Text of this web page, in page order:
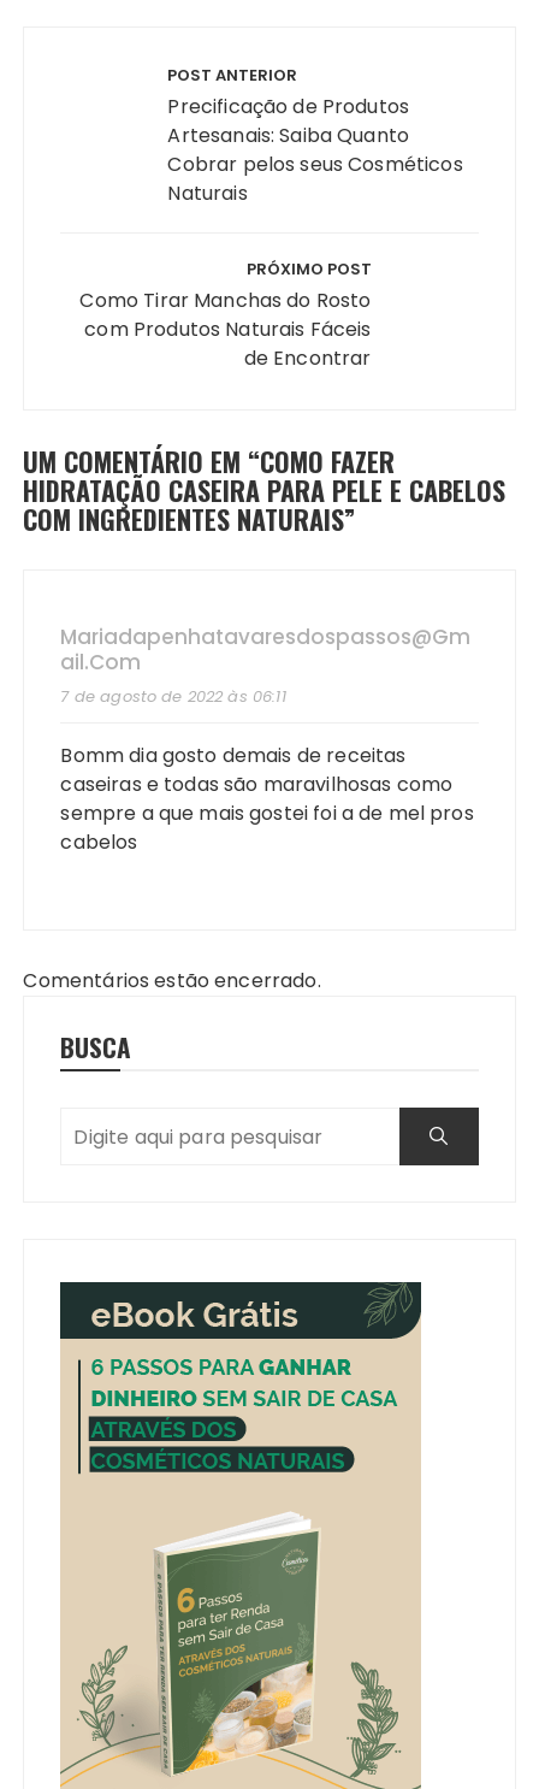
POST ANTERIOR
Precificação de Produtos
Artesanais: Saiba Quanto
Cobrar pelos seus Cosméticos
Naturais
PRÓXIMO POST
Como Tirar Manchas do Rosto
com Produtos Naturais Fáceis
de Encontrar
UM COMENTÁRIO EM “COMO FAZER
HIDRATAÇÃO CASEIRA PARA PELE E CABELOS
COM INGREDIENTES NATURAIS”
Mariadapenhatavaresdospassos@gm
Ail.com
7 de agosto de 2022 às 06:11
Bomm dia gosto demais de receitas
caseiras e todas são maravilhosas como
sempre a que mais gostei foi a de mel pros
cabelos
Comentários estão encerrado.
BUSCA